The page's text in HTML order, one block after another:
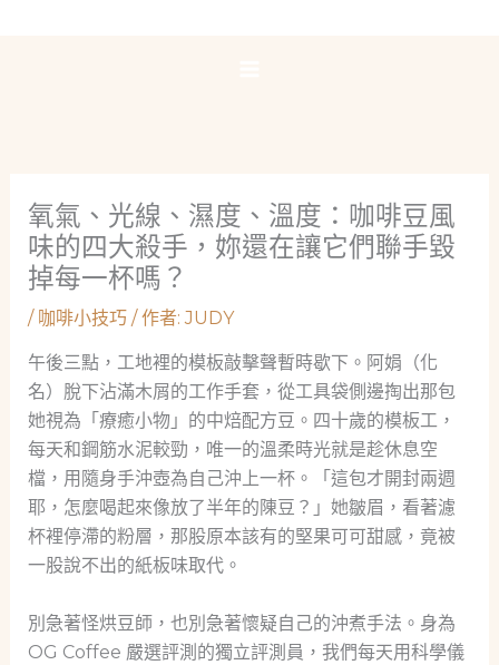
氧氣、光線、濕度、溫度：咖啡豆風
味的四大殺手，妳還在讓它們聯手毀
掉每一杯嗎？
/ 咖啡小技巧/ 作者:JUDY
午後三點，工地裡的模板敲擊聲暫時歇下。阿娟（化
名）脫下沾滿木屑的工作手套，從工具袋側邊掏出那包
她視為「療癒小物」的中焙配方豆。四十歲的模板工，
每天和鋼筋水泥較勁，唯一的溫柔時光就是趁休息空
檔，用隨身手沖壺為自己沖上一杯。「這包才開封兩週
耶，怎麼喝起來像放了半年的陳豆？」她皺眉，看著濾
杯裡停滯的粉層，那股原本該有的堅果可可甜感，竟被
一股說不出的紙板味取代。
別急著怪烘豆師，也別急著懷疑自己的沖煮手法。身為
OG Coffee 嚴選評測的獨立評測員，我們每天用科學儀